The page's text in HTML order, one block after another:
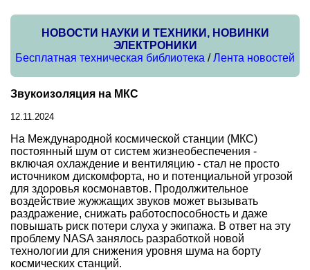
НОВОСТИ НАУКИ И ТЕХНИКИ, НОВИНКИ
ЭЛЕКТРОНИКИ
Бесплатная техническая библиотека /Лента новостей
Звукоизоляция на МКС
12.11.2024
На Международной космической станции (МКС)
постоянный шум от систем жизнеобеспечения -
включая охлаждение и вентиляцию - стал не просто
источником дискомфорта, но и потенциальной угрозой
для здоровья космонавтов. Продолжительное
воздействие жужжащих звуков может вызывать
раздражение, снижать работоспособность и даже
повышать риск потери слуха у экипажа. В ответ на эту
проблему NASA занялось разработкой новой
технологии для снижения уровня шума на борту
космических станций.